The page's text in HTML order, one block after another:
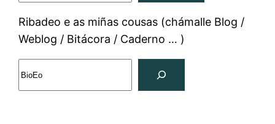
Ribadeo e as miñas cousas (chámalle Blog /
Weblog / Bitácora / Caderno … )